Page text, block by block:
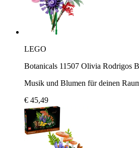
LEGO
Botanicals 11507 Olivia Rodrigos
Musik und Blumen für deinen
€ 45,49